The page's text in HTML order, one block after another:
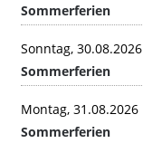
Sommerferien
Sonntag, 30.08.2026
Sommerferien
Montag, 31.08.2026
Sommerferien